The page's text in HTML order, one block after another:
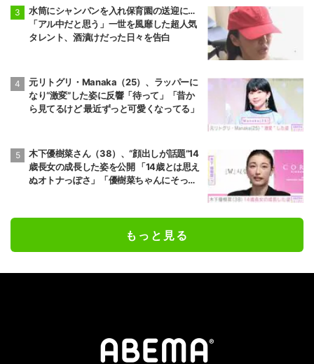
水筒にシャンパンを入れ保育園の送迎に…
「アル中だと思う」一世を風靡した超人気
タレント、酒漬けだった日々を告白
元リトグリ・Manaka（25）、ラッパーに
なり“激変”した姿に反響「待って」「昔か
ら見てるけど 最近ずっと可愛くなってる」
木下優樹菜さん（38）、“顔出しが話題”14
歳長女の成長した姿を公開 「14歳とは思え
ぬオトナっぽさ」「優樹菜ちゃんにそっく
もっと見る